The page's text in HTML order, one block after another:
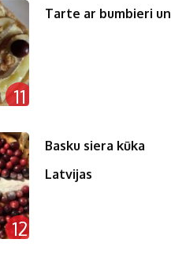
11
Tarte ar bumbieri un
12
Basku siera kūka
Latvijas